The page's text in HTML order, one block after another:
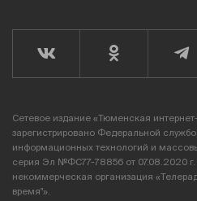
Сетевое издание «Тюменская интернет-
зарегистрировано Федеральной
информационных технологий и
серия Эл №ФС77-78856 от 07.08.2020 г.
некоммерческая организация
время"».